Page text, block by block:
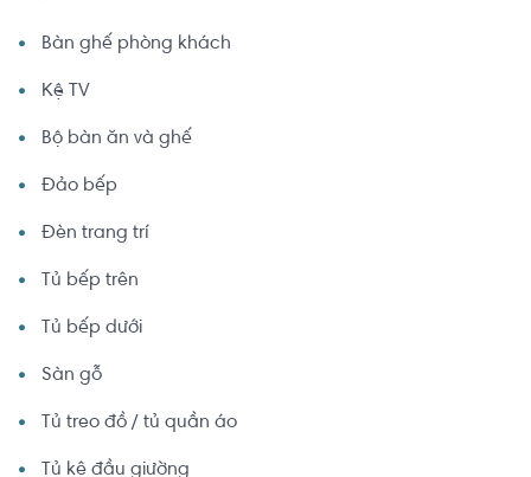
Bàn ghế phòng khách
Kệ TV
Bộ bàn ăn và ghế
Đảo bếp
Đèn trang trí
Tủ bếp trên
Tủ bếp dưới
Sàn gỗ
Tủ treo đồ / tủ quần áo
Tủ kê đầu giường